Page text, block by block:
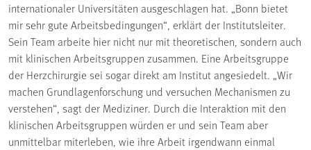
internationaler Universitäten ausgeschlagen hat. „Bonn bietet
mir sehr gute Arbeitsbedingungen“, erklärt der Institutsleiter.
Sein Team arbeite hier nicht nur mit theoretischen, sondern auch
mit klinischen Arbeitsgruppen zusammen. Eine Arbeitsgruppe
der Herzchirurgie sei sogar direkt am Institut angesiedelt. „Wir
machen Grundlagenforschung und versuchen Mechanismen zu
verstehen“, sagt der Mediziner. Durch die Interaktion mit den
klinischen Arbeitsgruppen würden er und sein Team aber
unmittelbar miterleben, wie ihre Arbeit irgendwann einmal